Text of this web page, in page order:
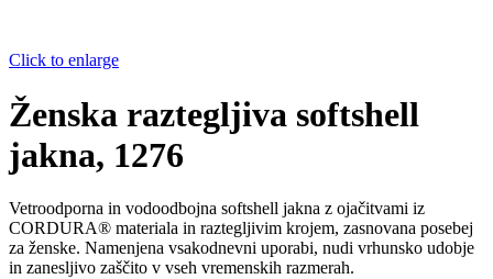
Click to enlarge
Ženska raztegljiva softshell
jakna, 1276
Vetroodporna in vodoodbojna softshell jakna z ojačitvami iz
CORDURA® materiala in raztegljivim krojem, zasnovana posebej
za ženske. Namenjena vsakodnevni uporabi, nudi vrhunsko udobje
in zanesljivo zaščito v vseh vremenskih razmerah.